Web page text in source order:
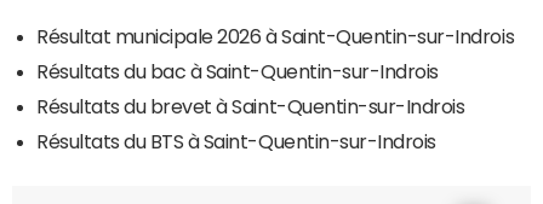
Résultat municipale 2026 à Saint-Quentin-sur-Indrois
Résultats du bac à Saint-Quentin-sur-Indrois
Résultats du brevet à Saint-Quentin-sur-Indrois
Résultats du BTS à Saint-Quentin-sur-Indrois